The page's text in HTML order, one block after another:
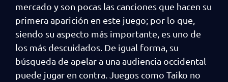
mercado y son pocas las canciones que hacen su
primera aparición en este juego; por lo que,
siendo su aspecto más importante, es uno de
los más descuidados. De igual forma, su
búsqueda de apelar a una audiencia occidental
puede jugar en contra. Juegos como Taiko no